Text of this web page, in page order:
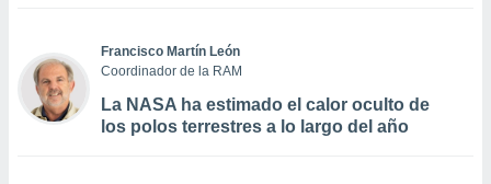
Francisco Martín León
Coordinador de la RAM
La NASA ha estimado el calor oculto de
los polos terrestres a lo largo del año